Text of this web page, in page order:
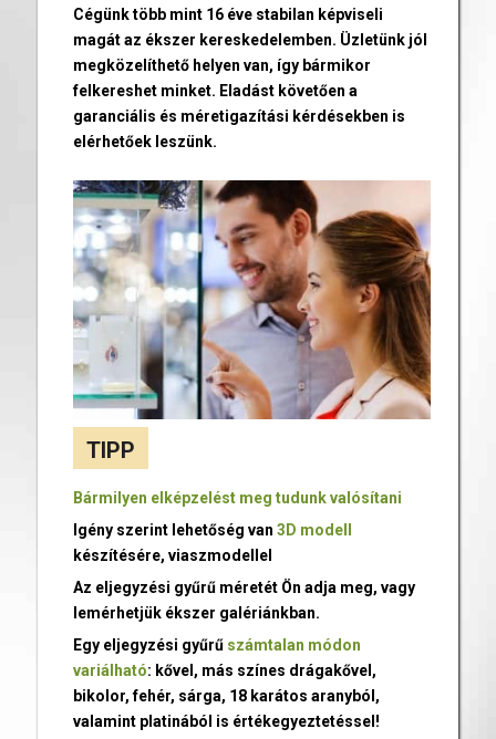
Cégünk több mint 16 éve stabilan képviseli
magát az ékszer kereskedelemben. Üzletünk jól
megközelíthető helyen van, így bármikor
felkereshet minket. Eladást követően a
garanciális és méretigazítási kérdésekben is
elérhetőek leszünk.
TIPP
Bármilyen elképzelést meg tudunk valósítani
Igény szerint lehetőség van 3D modell
készítésére, viaszmodellel
Az eljegyzési gyűrű méretét Ön adja meg, vagy
lemérhetjük ékszer galériánkban.
Egy eljegyzési gyűrű számtalan módon
variálható: kővel, más színes drágakővel,
bikolor, fehér, sárga, 18 karátos aranyból,
valamint platinából is értékegyeztetéssel!